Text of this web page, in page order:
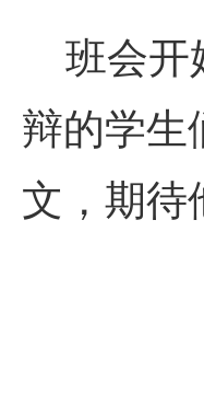
班会开
辩的学生
文，期待